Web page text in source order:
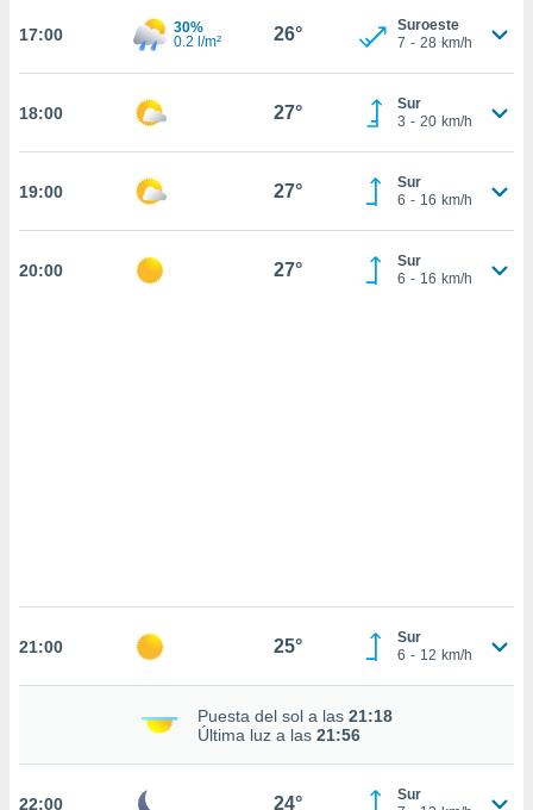
nos
en
perfil
y
En
17:00
30%
0.2 l/m²
26°
Suroeste
7 - 28 km/h
18:00 27°
Sur
3 - 20 km/h
19:00 27°
Sur
6 - 16 km/h
20:00 27°
Sur
6 - 16 km/h
21:00 25°
Sur
6 - 12 km/h
Puesta del sol a las 21:18
Última luz a las 21:56
22:00 24°
Sur